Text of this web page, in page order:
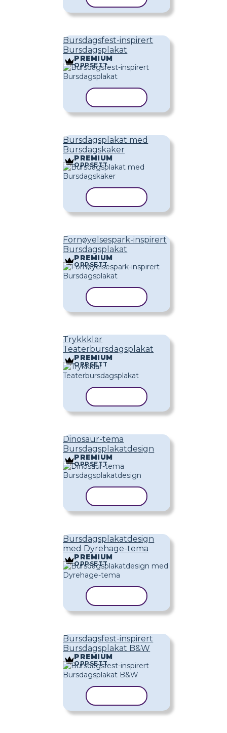
Bursdagsfest-inspirert
Bursdagsplakat
PREMIUM
OPPSETT
Bursdagsplakat med
Bursdagskaker
PREMIUM
OPPSETT
Fornøyelsespark-inspirert
Bursdagsplakat
PREMIUM
OPPSETT
Trykkklar
Teaterbursdagsplakat
PREMIUM
OPPSETT
Dinosaur-tema
Bursdagsplakatdesign
PREMIUM
OPPSETT
Bursdagsplakatdesign
med Dyrehage-tema
PREMIUM
OPPSETT
Bursdagsfest-inspirert
Bursdagsplakat B&W
PREMIUM
OPPSETT